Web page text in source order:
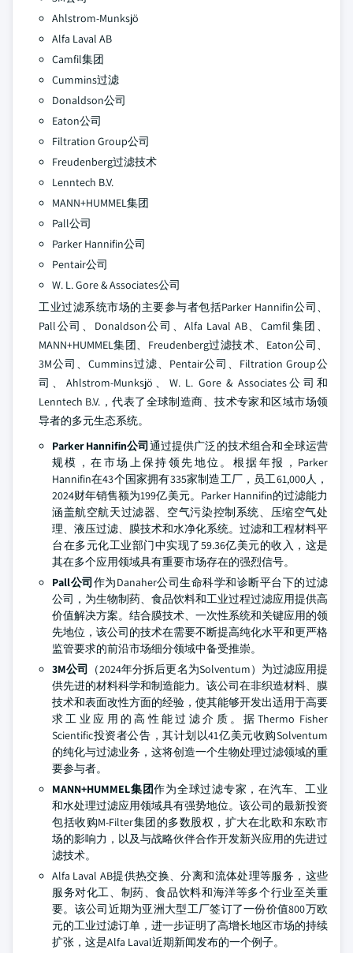
Ahlstrom-Munksjö
Alfa Laval AB
Camfil集团
Cummins过滤
Donaldson公司
Eaton公司
Filtration Group公司
Freudenberg过滤技术
Lenntech B.V.
MANN+HUMMEL集团
Pall公司
Parker Hannifin公司
Pentair公司
W. L. Gore & Associates公司
工业过滤系统市场的主要参与者包括Parker Hannifin公司、
Pall公司、Donaldson公司、Alfa Laval AB、Camfil集团、
MANN+HUMMEL集团、Freudenberg过滤技术、Eaton公司、
3M公司、Cummins过滤、Pentair公司、Filtration Group公
司、Ahlstrom-Munksjö、W. L. Gore & Associates公司和
Lenntech B.V.，代表了全球制造商、技术专家和区域市场领
导者的多元生态系统。
Parker Hannifin公司 通过提供广泛的技术组合和全球运营
规模，在市场上保持领先地位。根据年报，Parker
Hannifin在43个国家拥有335家制造工厂，员工61,000人，
2024财年销售额为199亿美元。Parker Hannifin的过滤能力
涵盖航空航天过滤器、空气污染控制系统、压缩空气处
理、液压过滤、膜技术和水净化系统。过滤和工程材料平
台在多元化工业部门中实现了59.36亿美元的收入，这是
其在多个应用领域具有重要市场存在的强烈信号。
Pall公司 作为Danaher公司生命科学和诊断平台下的过滤
公司，为生物制药、食品饮料和工业过程过滤应用提供高
价值解决方案。结合膜技术、一次性系统和关键应用的领
先地位，该公司的技术在需要不断提高纯化水平和更严格
监管要求的前沿市场细分领域中备受推崇。
3M公司
（2024年分拆后更名为Solventum）为过滤应用提
供先进的材料科学和制造能力。该公司在非织造材料、膜
技术和表面改性方面的经验，使其能够开发出适用于高要
求工业应用的高性能过滤介质。据Thermo Fisher
Scientific投资者公告，其计划以41亿美元收购Solventum
的纯化与过滤业务，这将创造一个生物处理过滤领域的重
要参与者。
MANN+HUMMEL集团作为全球过滤专家，在汽车、工业
和水处理过滤应用领域具有强势地位。该公司的最新投资
包括收购M-Filter集团的多数股权，扩大在北欧和东欧市
场的影响力，以及与战略伙伴合作开发新兴应用的先进过
滤技术。
Alfa Laval AB提供热交换、分离和流体处理等服务，这些
服务对化工、制药、食品饮料和海洋等多个行业至关重
要。该公司近期为亚洲大型工厂签订了一份价值800万欧
元的工业过滤订单，进一步证明了高增长地区市场的持续
扩张，这是Alfa Laval近期新闻发布的一个例子。